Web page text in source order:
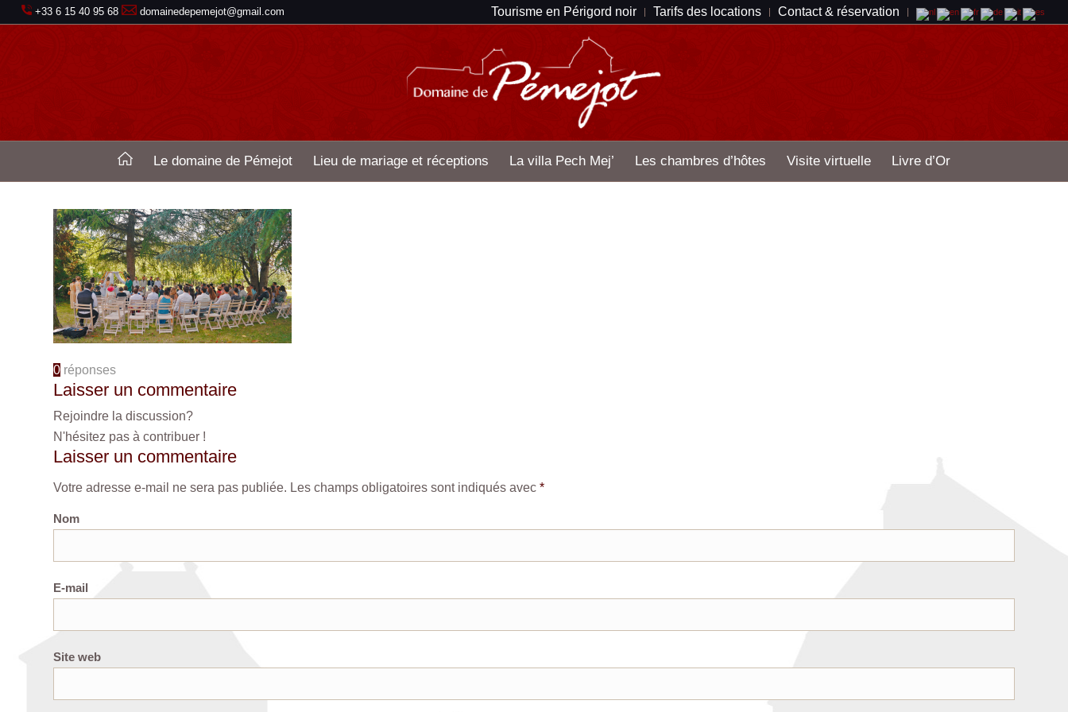
Tourisme en Périgord noir Tarifs des locations Contact & réservation
+33 6 15 40 95 68 domainedepemejot@gmail.com
Le domaine de Pémejot Lieu de mariage et réceptions La villa Pech Mej’ Les chambres d’hôtes Visite virtuelle Livre d’Or
0 réponses
Laisser un commentaire
Rejoindre la discussion?
N'hésitez pas à contribuer !
Laisser un commentaire
Votre adresse e-mail ne sera pas publiée. Les champs obligatoires sont indiqués avec *
Nom
E-mail
Site web